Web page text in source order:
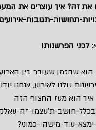
את זה? איך עוצרים את
תחושות-תגובות-אירועים
לפני הפרשנות!
שהזמן שעובר בין
שלנו לאירוע,
איך הוא מעז החצוף הזה
חושב-ת’עצמו-זה-
עוד-מישהו-כמוני?